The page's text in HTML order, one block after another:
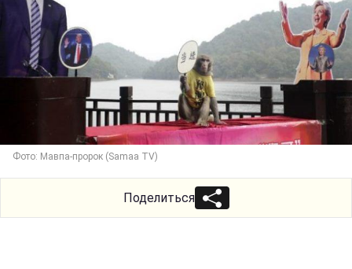
Фото: Мавпа-пророк (Samaa TV)
Поделиться